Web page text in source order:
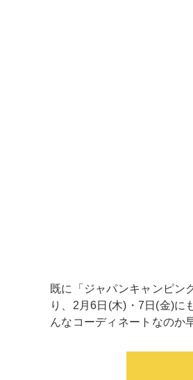
既に「ジャパンキャンピン
り、2月6日(木)・7日(金)に
んなコーディネートなのか